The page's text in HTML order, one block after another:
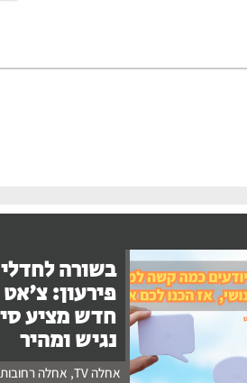
בשורה לחדלי
פירעון:
חדש מציע
נגיש ומהיר
אחלה TV , אחלה רחובות